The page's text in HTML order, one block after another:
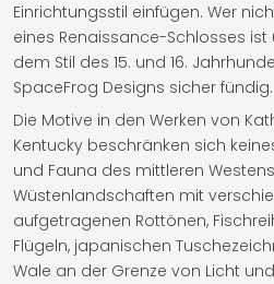
Einrichtungsstil einfügen. Wer
eines Renaissance-Schlosses
dem Stil des 15. und 16.
SpaceFrog Designs sicher fündig.
Die Motive in den Werken von
Kentucky beschränken sich
und Fauna des mittleren Westens
Wüstenlandschaften mit
aufgetragenen Rottönen,
Flügeln, japanischen
Wale an der Grenze von Licht